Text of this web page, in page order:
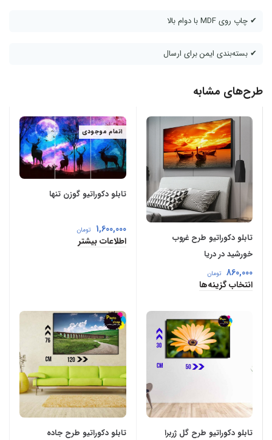
✔ چاپ روی MDF با دوام بالا
✔ بسته‌بندی ایمن برای ارسال
طرح‌های مشابه
تابلو دکوراتیو طرح غروب
خورشید در دریا
860,000 تومان
انتخاب گزینه‌ها
اتمام موجودی
تابلو دکوراتیو گوزن تنها
1,600,000 تومان
اطلاعات بیشتر
تابلو دکوراتیو طرح گل ژربرا تابلو دکوراتیو طرح جاده